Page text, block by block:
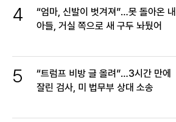
4
“엄마, 신발이 벗겨져”…못 돌아온 내
아들, 거실 쪽으로 새 구두 놔뒀어
5
“트럼프 비방 글 올려”…3시간 만에
잘린 검사, 미 법무부 상대 소송